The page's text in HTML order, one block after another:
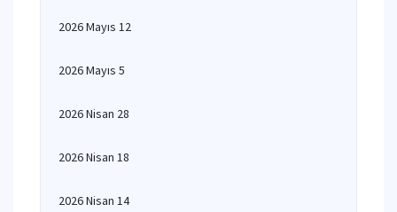
2026 Mayıs 12
2026 Mayıs 5
2026 Nisan 28
2026 Nisan 18
2026 Nisan 14